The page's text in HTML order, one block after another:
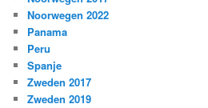
Noorwegen 2022
Panama
Peru
Spanje
Zweden 2017
Zweden 2019